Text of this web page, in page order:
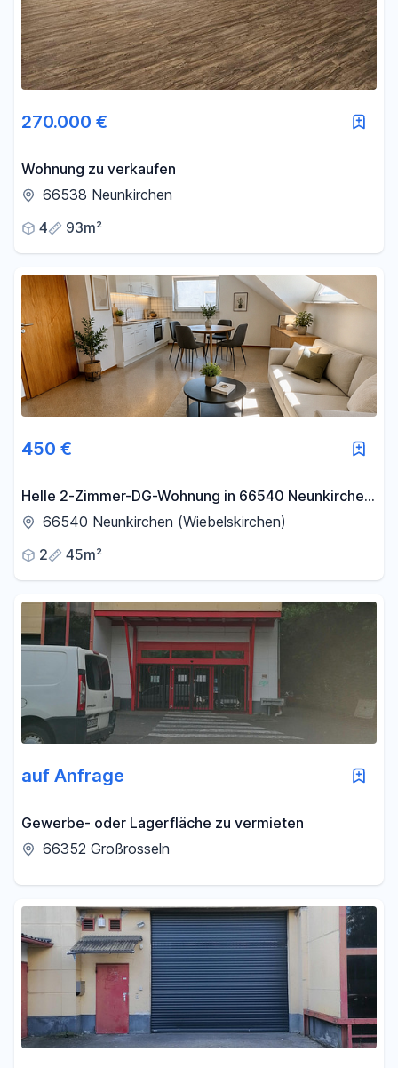
270.000 €
Wohnung zu verkaufen
66538 Neunkirchen
4
93m²
450 €
Helle 2-Zimmer-DG-Wohnung in 66540 Neunkirchen
– Perfekt für Berufstätige
66540 Neunkirchen (Wiebelskirchen)
2
45m²
auf Anfrage
Gewerbe- oder Lagerfläche zu vermieten
66352 Großrosseln